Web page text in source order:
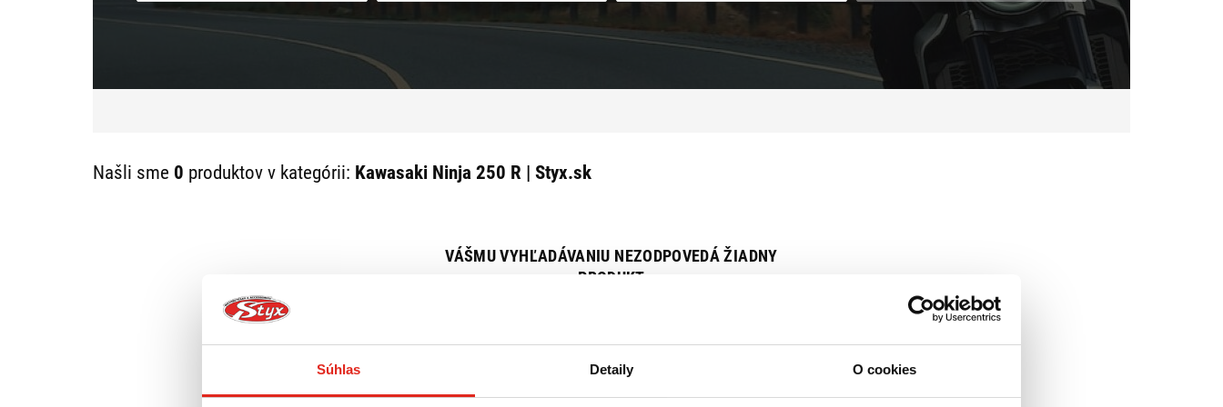
Súhlas Detaily O cookies
Našli sme 0 produktov v kategórii: Kawasaki Ninja 250 R | Styx.sk
VÁŠMU VYHĽADÁVANIU NEZODPOVEDÁ ŽIADNY
PRODUKT